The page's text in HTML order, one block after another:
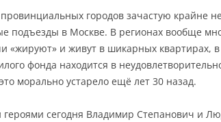
городов зачастую крайне
подъезды в Москве. В регионах вообще
«жируют» и живут в шикарных квартирах,
фонда находится в
морально устарело ещё лет 30 назад.
сегодня Владимир Степанович и